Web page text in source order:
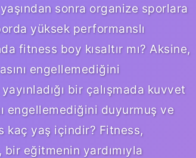
sonra organize sporlara
yüksek performanslı
fitness boy kısaltır mı? Aksine,
engellemediğini
bir çalışmada kuvvet
engellemediğini duyurmuş ve
kaç yaş içindir? Fitness,
eğitmenin yardımıyla